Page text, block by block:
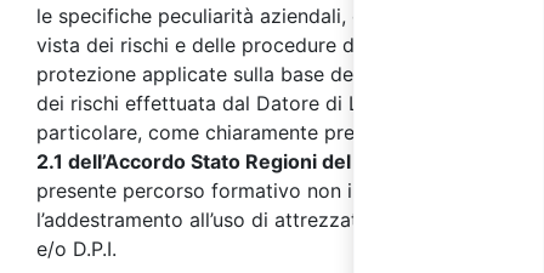
le specifiche peculiarità aziendali, dal punto di
vista dei rischi e delle procedure di prevenzione e
protezione applicate sulla base della valutazione
dei rischi effettuata dal Datore di Lavoro. In
particolare, come chiaramente precisato dal
2.1 dell’Accordo Stato Regioni del 17/04/2025
presente percorso formativo non include
l’addestramento all’uso di attrezzature di lavoro
e/o D.P.I.